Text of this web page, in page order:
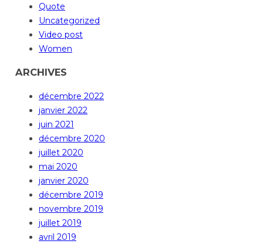
Quote
Uncategorized
Video post
Women
ARCHIVES
décembre 2022
janvier 2022
juin 2021
décembre 2020
juillet 2020
mai 2020
janvier 2020
décembre 2019
novembre 2019
juillet 2019
avril 2019